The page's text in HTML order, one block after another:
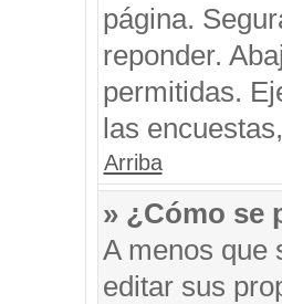
página.
reponder.
permitidas.
las
Arriba
» ¿Cómo se
A menos que
editar sus